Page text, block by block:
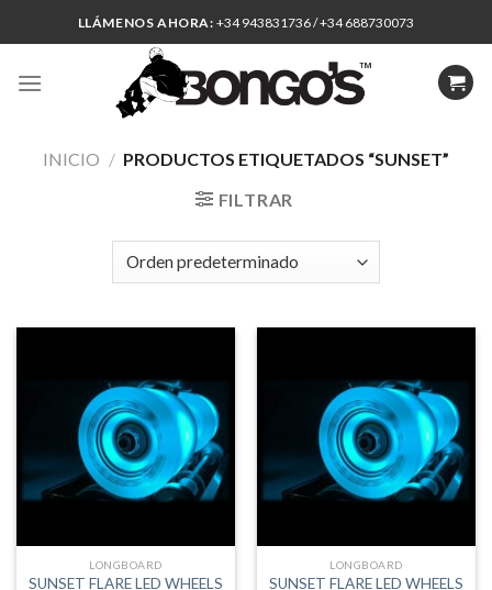
to
LLÁMENOS AHORA:+34 943831736 / +34 688730073
INICIO / PRODUCTOS ETIQUETADOS “SUNSET”
FILTRAR
LONGBOARD
SUNSET FLARE LED WHEELS
LONGBOARD
SUNSET FLARE LED WHEELS